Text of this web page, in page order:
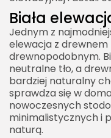
Biała
Jednym z
elewacja z drewnem
drewnopodobnym.
neutralne tło, a
bardziej naturalny
sprawdza się w
nowoczesnych
minimalistycznych i
naturą.